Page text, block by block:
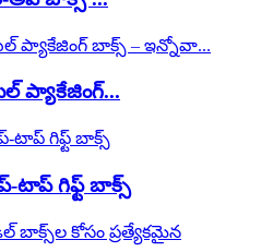
ప్యాకేజింగ్...
టాప్ గిఫ్ట్ బాక్స్